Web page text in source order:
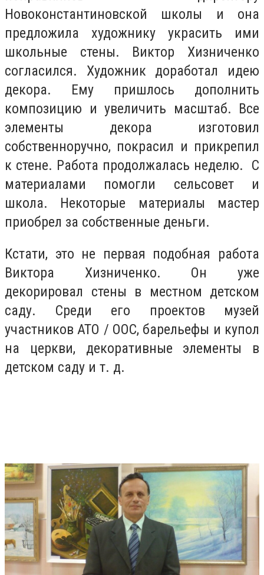
Новоконстантиновской школы и она
предложила художнику украсить ими
школьные стены. Виктор Хизниченко
согласился. Художник доработал идею
декора. Ему пришлось дополнить
композицию и увеличить масштаб. Все
элементы декора изготовил
собственноручно, покрасил и прикрепил
к стене. Работа продолжалась неделю. С
материалами помогли сельсовет и
школа. Некоторые материалы мастер
приобрел за собственные деньги.
Кстати, это не первая подобная работа
Виктора Хизниченко. Он уже
декорировал стены в местном детском
саду. Среди его проектов музей
участников АТО / ООС, барельефы и купол
на церкви, декоративные элементы в
детском саду и т. д.